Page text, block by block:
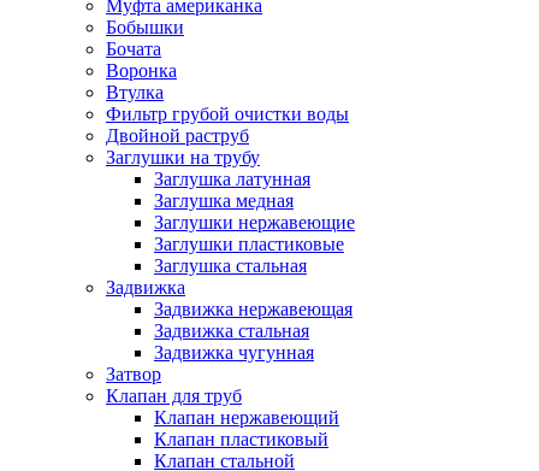
Муфта американка
Бобышки
Бочата
Воронка
Втулка
Фильтр грубой очистки воды
Двойной раструб
Заглушки на трубу
Заглушка латунная
Заглушка медная
Заглушки нержавеющие
Заглушки пластиковые
Заглушка стальная
Задвижка
Задвижка нержавеющая
Задвижка стальная
Задвижка чугунная
Затвор
Клапан для труб
Клапан нержавеющий
Клапан пластиковый
Клапан стальной